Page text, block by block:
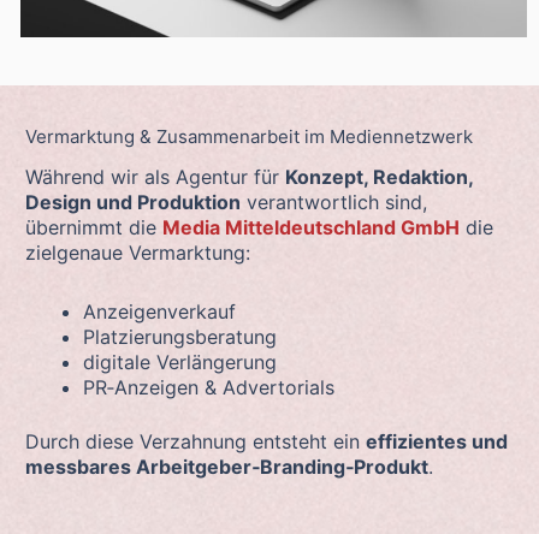
Vermarktung & Zusammenarbeit im Mediennetzwerk
Während wir als Agentur für Konzept, Redaktion,
Design und Produktion verantwortlich sind,
übernimmt die Media Mitteldeutschland GmbH die
zielgenaue Vermarktung:
Anzeigenverkauf
Platzierungsberatung
digitale Verlängerung
PR‑Anzeigen & Advertorials
Durch diese Verzahnung entsteht ein effizientes und
messbares Arbeitgeber‑Branding‑Produkt.